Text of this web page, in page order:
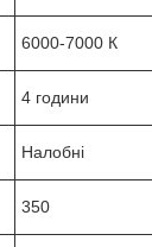
6000-7000 К
4 години
Налобні
350